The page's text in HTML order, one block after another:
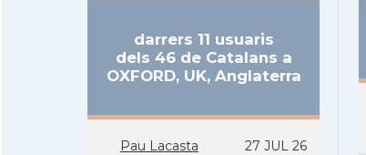
darrers 11 usuaris
dels 46 de Catalans a
OXFORD, UK, Anglaterra
Pau Lacasta 27 JUL 26